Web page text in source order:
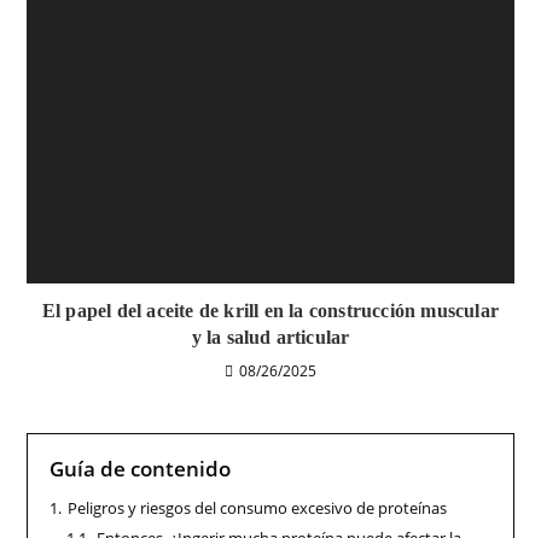
El papel del aceite de krill en la construcción muscular
y la salud articular
08/26/2025
Guía de contenido
1. Peligros y riesgos del consumo excesivo de proteínas